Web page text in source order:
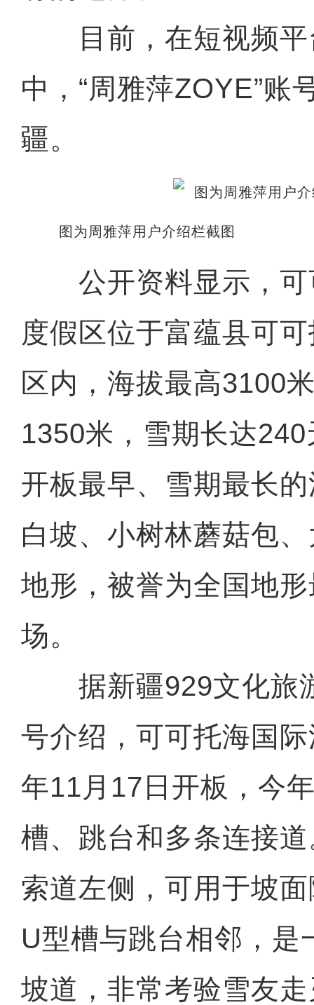
目前，在短视频平
中，“周雅萍ZOYE”账
疆。
图为周雅萍用户介绍栏截图
公开资料显示，可
度假区位于富蕴县可
区内，海拔最高3100
1350米，雪期长达
开板最早、雪期最长
白坡、小树林蘑菇包
地形，被誉为全国地
场。
据新疆929文化旅
号介绍，可可托海国
年11月17日开板，今
槽、跳台和多条连接
索道左侧，可用于坡
U型槽与跳台相邻，是
坡道，非常考验雪友